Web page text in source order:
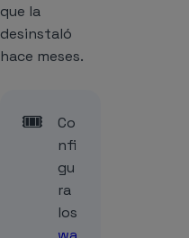
que la
desinstaló
hace meses.
🎟️
Co
nfi
gu
ra
los